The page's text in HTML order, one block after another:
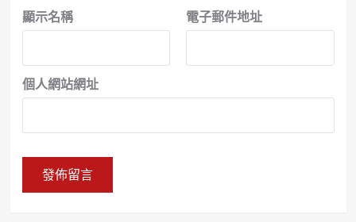
顯示名稱 電子郵件地址
個人網站網址